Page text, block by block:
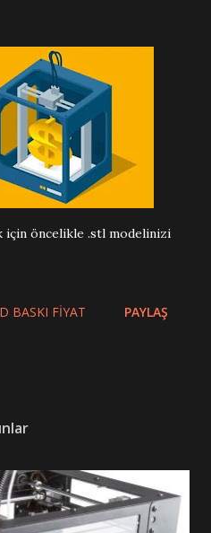
için öncelikle .stl modelinizi
BASKI FIYAT PAYLAŞ